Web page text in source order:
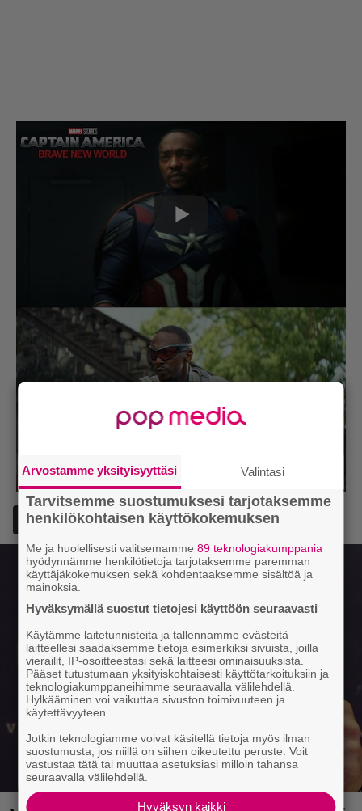
Lisää Episodi Googlen suosituksi lähteeksi
Arvostamme yksityisyyttäsi Valintasi
Tarvitsemme suostumuksesi tarjotaksemme
henkilökohtaisen käyttökokemuksen
Me ja huolellisesti valitsemamme89 teknologiakumppania
hyödynnämme henkilötietoja tarjotaksemme paremman
käyttäjäkokemuksen sekä kohdentaaksemme sisältöä ja
mainoksia.
Hyväksymällä suostut tietojesi käyttöön seuraavasti
Käytämme laitetunnisteita ja tallennamme evästeitä
laitteellesi saadaksemme tietoja esimerkiksi sivuista, joilla
vierailit, IP-osoitteestasi sekä laitteesi ominaisuuksista.
Pääset tutustumaan yksityiskohtaisesti käyttötarkoituksiin ja
teknologiakumppaneihimme seuraavalla välilehdellä.
Hylkääminen voi vaikuttaa sivuston toimivuuteen ja
käytettävyyteen.
Jotkin teknologiamme voivat käsitellä tietoja myös ilman
suostumusta, jos niillä on siihen oikeutettu peruste. Voit
vastustaa tätä tai muuttaa asetuksiasi milloin tahansa
seuraavalla välilehdellä.
Hyväksyn kaikki